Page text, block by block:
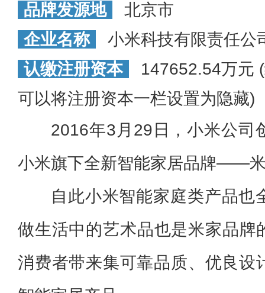
品牌发源地
北京市
企业名称
小米科技有限责任公
认缴注册资本
147652.54万元
可以将注册资本一栏设置为隐藏)
2016年3月29日，小米公司
小米旗下全新智能家居品牌——
自此小米智能家庭类产品也
做生活中的艺术品也是米家品
消费者带来集可靠品质、优良设